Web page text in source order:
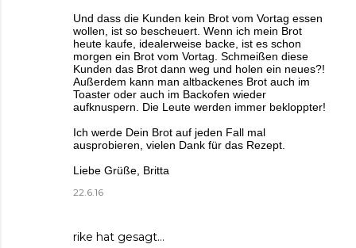
Und dass die Kunden kein Brot vom Vortag essen
wollen, ist so bescheuert. Wenn ich mein Brot
heute kaufe, idealerweise backe, ist es schon
morgen ein Brot vom Vortag. Schmeißen diese
Kunden das Brot dann weg und holen ein neues?!
Außerdem kann man altbackenes Brot auch im
Toaster oder auch im Backofen wieder
aufknuspern. Die Leute werden immer bekloppter!
Ich werde Dein Brot auf jeden Fall mal
ausprobieren, vielen Dank für das Rezept.
Liebe Grüße, Britta
22.6.16
rike hat gesagt…